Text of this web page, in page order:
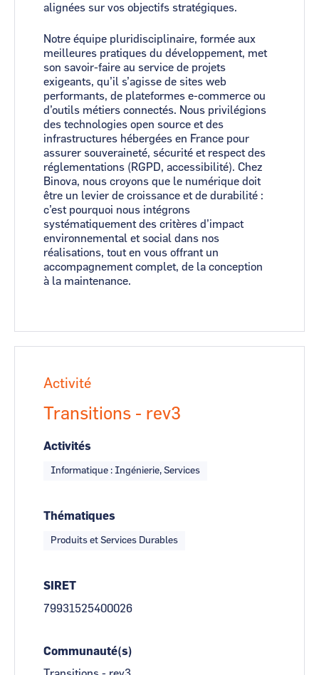
alignées sur vos objectifs stratégiques.
Notre équipe pluridisciplinaire, formée aux
meilleures pratiques du développement, met
son savoir-faire au service de projets
exigeants, qu’il s’agisse de sites web
performants, de plateformes e-commerce ou
d’outils métiers connectés. Nous privilégions
des technologies open source et des
infrastructures hébergées en France pour
assurer souveraineté, sécurité et respect des
réglementations (RGPD, accessibilité). Chez
Binova, nous croyons que le numérique doit
être un levier de croissance et de durabilité :
c’est pourquoi nous intégrons
systématiquement des critères d’impact
environnemental et social dans nos
réalisations, tout en vous offrant un
accompagnement complet, de la conception
à la maintenance.
Activité
Transitions - rev3
Activités
Informatique : Ingénierie, Services
Thématiques
Produits et Services Durables
SIRET
79931525400026
Communauté(s)